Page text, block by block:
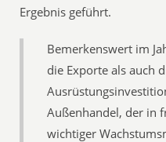
Ergebnis geführt.
Bemerkenswert im
die Exporte als auch
Außenhandel, der in
wichtiger